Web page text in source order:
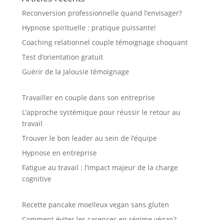
Reconversion professionnelle quand l’envisager?
Hypnose spirituelle : pratique puissante!
Coaching relationnel couple témoignage choquant
Test d’orientation gratuit
Guérir de la Jalousie témoignage
Travailler en couple dans son entreprise
L’approche systémique pour réussir le retour au
travail
Trouver le bon leader au sein de l’équipe
Hypnose en entreprise
Fatigue au travail : l’impact majeur de la charge
cognitive
Recette pancake moelleux vegan sans gluten